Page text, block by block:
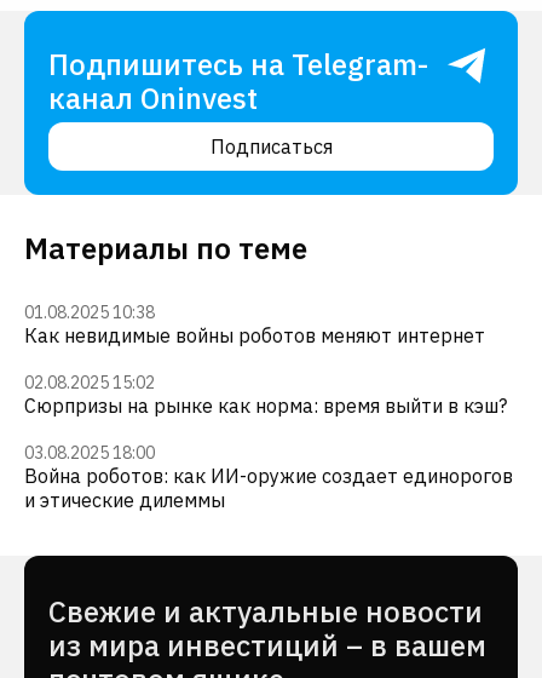
Подпишитесь на Telegram-
канал Oninvest
Подписаться
Материалы по теме
01.08.2025 10:38
Как невидимые войны роботов меняют интернет
02.08.2025 15:02
Сюрпризы на рынке как норма: время выйти в кэш?
03.08.2025 18:00
Война роботов: как ИИ-оружие создает единорогов
и этические дилеммы
Cвежие и актуальные новости
из мира инвестиций – в вашем